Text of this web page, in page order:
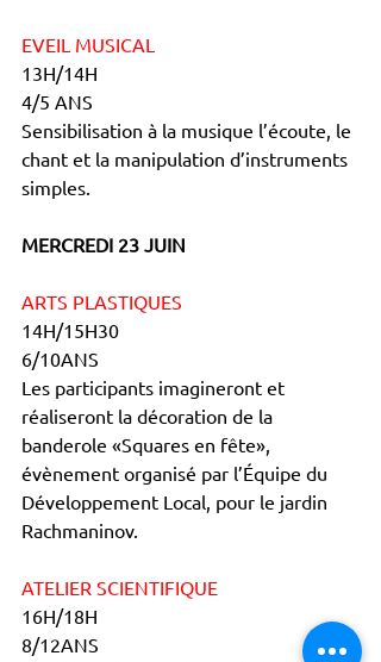
EVEIL MUSICAL
13H/14H
4/5 ANS
Sensibilisation à la musique l’écoute, le
chant et la manipulation d’instruments
simples.
MERCREDI 23 JUIN
ARTS PLASTIQUES
14H/15H30
6/10ANS
Les participants imagineront et
réaliseront la décoration de la
banderole «Squares en fête»,
évènement organisé par l’Équipe du
Développement Local, pour le jardin
Rachmaninov.
ATELIER SCIENTIFIQUE
16H/18H
8/12ANS